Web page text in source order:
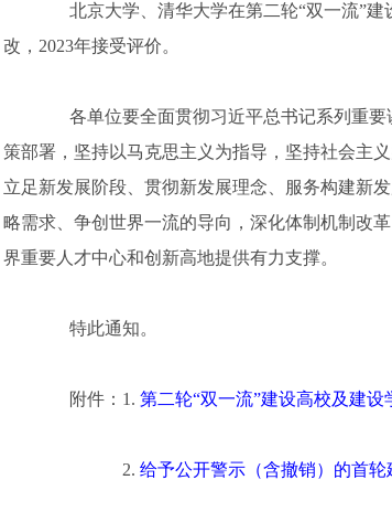
北京大学、清华大学在第二轮“双一流”建
改，2023年接受评价。
各单位要全面贯彻习近平总书记系列重要
策部署，坚持以马克思主义为指导，坚持社会主
立足新发展阶段、贯彻新发展理念、服务构建新
略需求、争创世界一流的导向，深化体制机制改
界重要人才中心和创新高地提供有力支撑。
特此通知。
附件：1. 第二轮“双一流”建设高校及建设
2. 给予公开警示（含撤销）的首轮